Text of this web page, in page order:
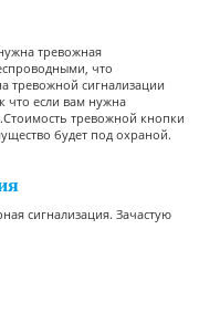
тревожная
что
тревожной сигнализации
что если вам нужна
тревожной кнопки
будет под охраной.
сигнализация. Зачастую